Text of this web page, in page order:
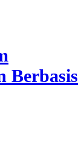
Berbasis